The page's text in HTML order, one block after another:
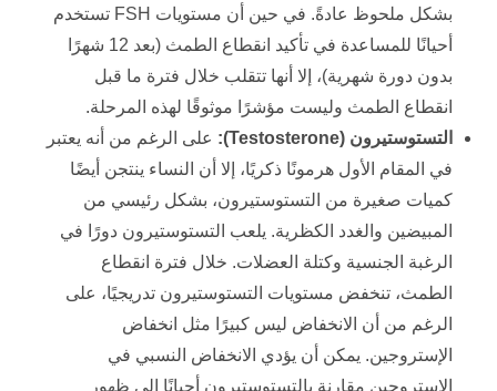
بشكل ملحوظ عادةً. في حين أن مستويات FSH تستخدم
أحيانًا للمساعدة في تأكيد انقطاع الطمث (بعد 12 شهرًا
بدون دورة شهرية)، إلا أنها تتقلب خلال فترة ما قبل
انقطاع الطمث وليست مؤشرًا موثوقًا لهذه المرحلة.
التستوستيرون (Testosterone
): على الرغم من أنه يعتبر
في المقام الأول هرمونًا ذكريًا، إلا أن النساء ينتجن أيضًا
كميات صغيرة من التستوستيرون، بشكل رئيسي من
المبيضين والغدد الكظرية. يلعب التستوستيرون دورًا في
الرغبة الجنسية وكتلة العضلات. خلال فترة انقطاع
الطمث، تنخفض مستويات التستوستيرون تدريجيًا، على
الرغم من أن الانخفاض ليس كبيرًا مثل انخفاض
الإستروجين. يمكن أن يؤدي الانخفاض النسبي في
الإستروجين مقارنة بالتستوستيرون أحيانًا إلى ظهور